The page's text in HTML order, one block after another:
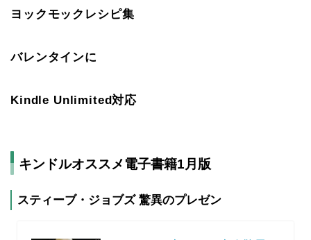
ヨックモックレシピ集
バレンタインに
Kindle Unlimited対応
キンドルオススメ電子書籍1月版
スティーブ・ジョブズ 驚異のプレゼン